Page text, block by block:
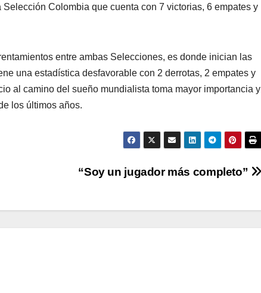
Colombia que cuenta con 7 victorias, 6 empates y
entre ambas Selecciones, es donde inician las
una estadística desfavorable con 2 derrotas, 2 empates y
al camino del sueño mundialista toma mayor importancia y
los últimos años.
“Soy un jugador más completo”